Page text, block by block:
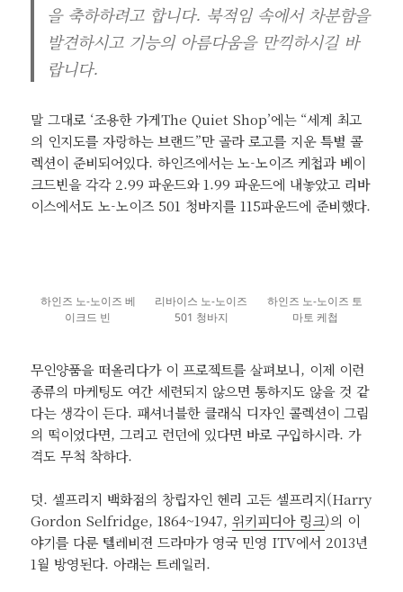
을 축하하려고 합니다. 북적임 속에서 차분함을
발견하시고 기능의 아름다움을 만끽하시길 바
랍니다.
말 그대로 ‘조용한 가게The Quiet Shop’에는 “세계 최고
의 인지도를 자랑하는 브랜드”만 골라 로고를 지운 특별 콜
렉션이 준비되어있다. 하인즈에서는 노-노이즈 케첩과 베이
크드빈을 각각 2.99 파운드와 1.99 파운드에 내놓았고 리바
이스에서도 노-노이즈 501 청바지를 115파운드에 준비했다.
하인즈 노-노이즈 베
이크드 빈
리바이스 노-노이즈
501 청바지
하인즈 노-노이즈 토
마토 케첩
무인양품을 떠올리다가 이 프로젝트를 살펴보니, 이제 이런
종류의 마케팅도 여간 세련되지 않으면 통하지도 않을 것 같
다는 생각이 든다. 패셔너블한 클래식 디자인 콜렉션이 그림
의 떡이었다면, 그리고 런던에 있다면 바로 구입하시라. 가
격도 무척 착하다.
덧. 셀프리지 백화점의 창립자인 헨리 고든 셀프리지(Harry
Gordon Selfridge, 1864~1947,위키피디아 링크)의 이
야기를 다룬 텔레비젼 드라마가 영국 민영 ITV에서 2013년
1월 방영된다. 아래는 트레일러.